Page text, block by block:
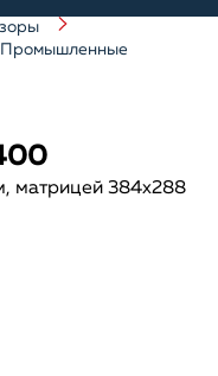
Промышленные
матрицей 384x288